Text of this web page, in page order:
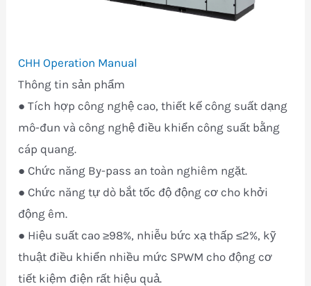
CHH Operation Manual
Thông tin sản phẩm
● Tích hợp công nghệ cao, thiết kế công suất dạng
mô-đun và công nghệ điều khiển công suất bằng
cáp quang.
● Chức năng By-pass an toàn nghiêm ngặt.
● Chức năng tự dò bắt tốc độ động cơ cho khởi
động êm.
● Hiệu suất cao ≥98%, nhiễu bức xạ thấp ≤2%, kỹ
thuật điều khiển nhiều mức SPWM cho động cơ
tiết kiệm điện rất hiệu quả.